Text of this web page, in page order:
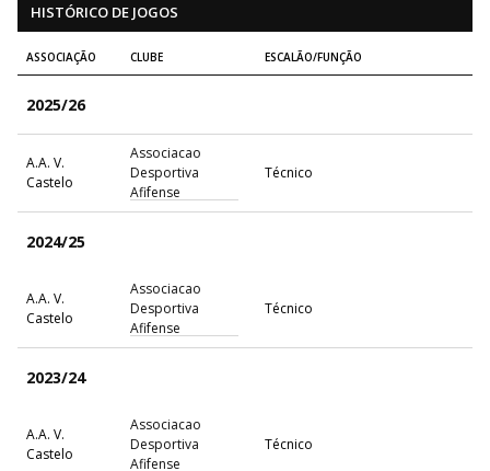
HISTÓRICO DE JOGOS
ASSOCIAÇÃO CLUBE ESCALÃO/FUNÇÃO
2025/26
A.A. V.
Castelo
Associacao
Desportiva
Afifense
Técnico
2024/25
A.A. V.
Castelo
Associacao
Desportiva
Afifense
Técnico
2023/24
A.A. V.
Castelo
Associacao
Desportiva
Afifense
Técnico